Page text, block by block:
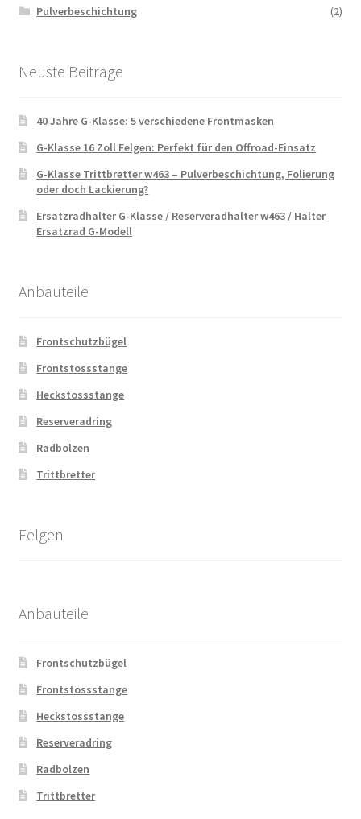
Pulverbeschichtung
(2)
Neuste Beitrage
40 Jahre G-Klasse: 5 verschiedene Frontmasken
G-Klasse 16 Zoll Felgen: Perfekt für den Offroad-Einsatz
G-Klasse Trittbretter w463 – Pulverbeschichtung, Folierung
oder doch Lackierung?
Ersatzradhalter G-Klasse / Reserveradhalter w463 / Halter
Ersatzrad G-Modell
Anbauteile
Frontschutzbügel
Frontstossstange
Heckstossstange
Reserveradring
Radbolzen
Trittbretter
Felgen
Anbauteile
Frontschutzbügel
Frontstossstange
Heckstossstange
Reserveradring
Radbolzen
Trittbretter